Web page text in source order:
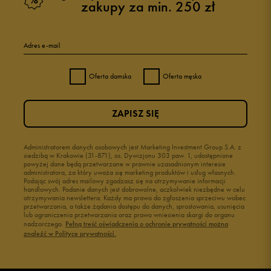
zakupy za min. 250 zł
Adres e-mail
Oferta damska Oferta męska
Administratorem danych osobowych jest Marketing Investment Group S.A. z
siedzibą w Krakowie (31-871), os. Dywizjonu 303 paw. 1, udostępnione
powyżej dane będą przetwarzane w prawnie uzasadnionym interesie
administratora, za który uważa się marketing produktów i usług własnych.
Podając swój adres mailowy zgadzasz się na otrzymywanie informacji
handlowych. Podanie danych jest dobrowolne, aczkolwiek niezbędne w celu
otrzymywania newslettera. Każdy ma prawo do zgłoszenia sprzeciwu wobec
przetwarzania, a także żądania dostępu do danych, sprostowania, usunięcia
lub ograniczenia przetwarzania oraz prawo wniesienia skargi do organu
nadzorczego. Pełną treść oświadczenia o ochronie prywatności można
znaleźć w Polityce prywatności.
ZAPISZ SIĘ